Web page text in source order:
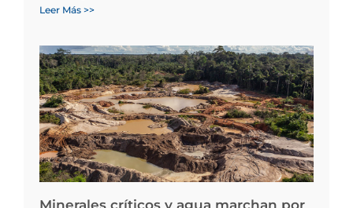
Leer Más >>
Minerales críticos y agua marchan por